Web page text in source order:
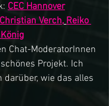
CEC Hannover
Christian Verch, Reiko
Chat-ModeratorInnen
Projekt. Ich
wie das alles